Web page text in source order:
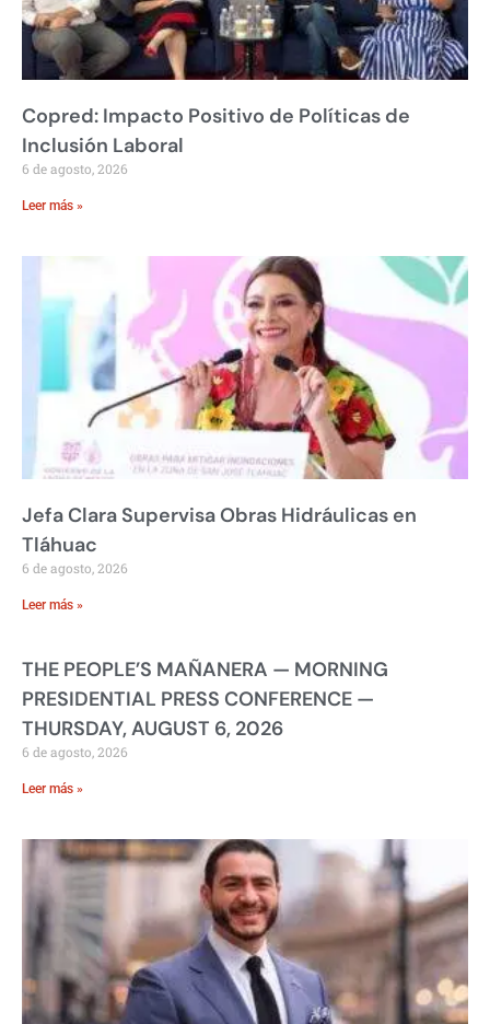
Copred: Impacto Positivo de Políticas de
Inclusión Laboral
6 de agosto, 2026
Leer más »
Jefa Clara Supervisa Obras Hidráulicas en
Tláhuac
6 de agosto, 2026
Leer más »
THE PEOPLE’S MAÑANERA — MORNING
PRESIDENTIAL PRESS CONFERENCE —
THURSDAY, AUGUST 6, 2026
6 de agosto, 2026
Leer más »